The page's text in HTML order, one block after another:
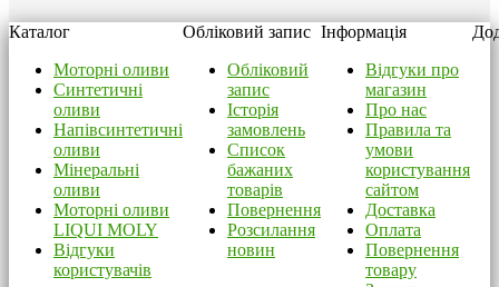
Каталог
Моторні оливи
Синтетичні
оливи
Напівсинтетичні
оливи
Мінеральні
оливи
Моторні оливи
LIQUI MOLY
Відгуки
користувачів
Обліковий запис
Обліковий
запис
Історія
замовлень
Список
бажаних
товарів
Повернення
Розсилання
новин
Інформація
Відгуки про
магазин
Про нас
Правила та
умови
користування
сайтом
Доставка
Оплата
Повернення
товару